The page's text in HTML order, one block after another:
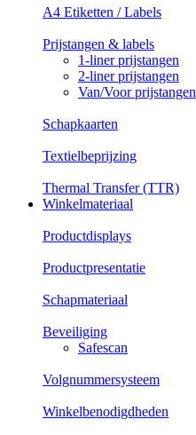
A4 Etiketten / Labels
Prijstangen & labels
1-liner prijstangen
2-liner prijstangen
Van/Voor prijstangen
Schapkaarten
Textielbeprijzing
Thermal Transfer (TTR)
Winkelmateriaal
Productdisplays
Productpresentatie
Schapmateriaal
Beveiliging
Safescan
Volgnummersysteem
Winkelbenodigdheden